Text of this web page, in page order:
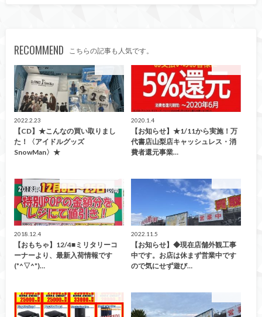
RECOMMEND こちらの記事も人気です。
2022.2.23
【CD】★こんなの買い取りまし
た！〈アイドルグッズ
SnowMan〉★
2020.1.4
【お知らせ】★1/11から実施！万
代書店山梨店キャッシュレス・消
費者還元事業…
2018.12.4
【おもちゃ】12/4■ミリタリーコ
ーナーより、最新入荷情報です
(*^▽^*)…
2022.11.5
【お知らせ】◆現在店舗外観工事
中です。お店は休まず営業中です
ので気にせず遊び…
買取告知